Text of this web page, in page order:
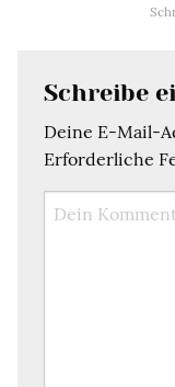
Schreibe
Deine E-Mail-
Erforderliche